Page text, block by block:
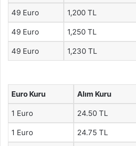
49 Euro 1,200 TL
49 Euro 1,250 TL
49 Euro 1,230 TL
Euro Kuru Alım Kuru
1 Euro 24.50 TL
1 Euro 24.75 TL